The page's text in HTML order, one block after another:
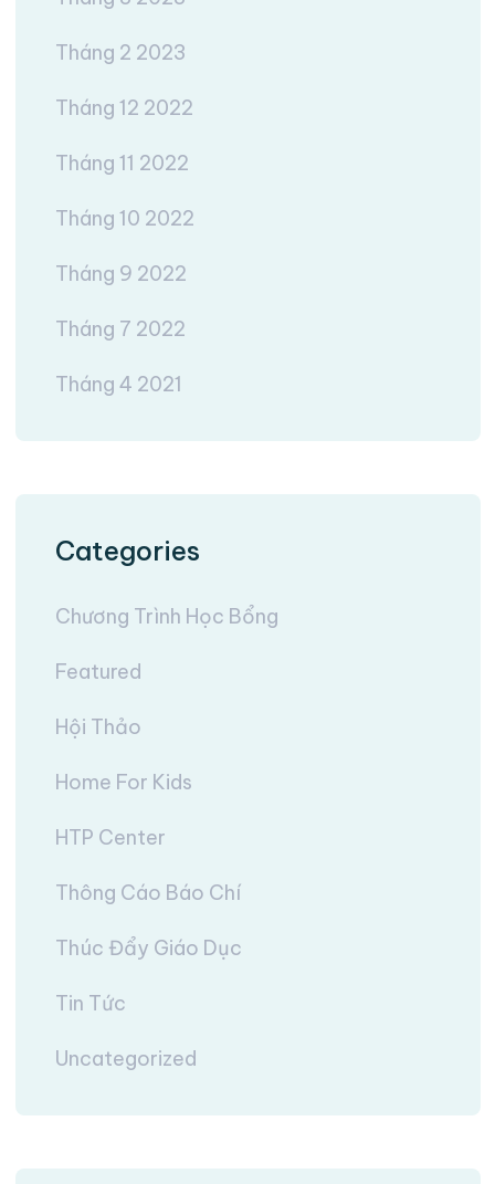
Tháng 2 2023
Tháng 12 2022
Tháng 11 2022
Tháng 10 2022
Tháng 9 2022
Tháng 7 2022
Tháng 4 2021
Categories
Chương Trình Học Bổng
Featured
Hội Thảo
Home For Kids
HTP Center
Thông Cáo Báo Chí
Thúc Đẩy Giáo Dục
Tin Tức
Uncategorized